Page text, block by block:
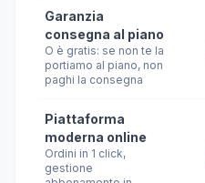
Garanzia
consegna al piano
O è gratis: se non te la
portiamo al piano, non
paghi la consegna
Piattaforma
moderna online
Ordini in 1 click,
gestione